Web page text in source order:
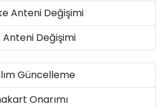
Anteni Değişimi
Anteni Değişimi
Güncelleme
Onarımı